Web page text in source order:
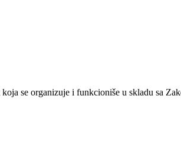
se organizuje i funkcioniše u skladu sa